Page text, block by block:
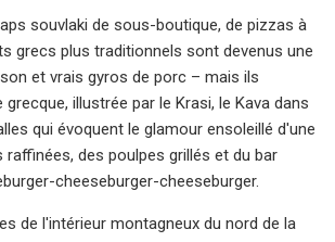
souvlaki de sous-boutique, de pizzas à
grecs plus traditionnels sont devenus une
et vrais gyros de porc – mais ils
illustrée par le Krasi, le Kava dans
qui évoquent le glamour ensoleillé d'une
des poulpes grillés et du bar
cheeseburger-cheeseburger.
de l'intérieur montagneux du nord de la